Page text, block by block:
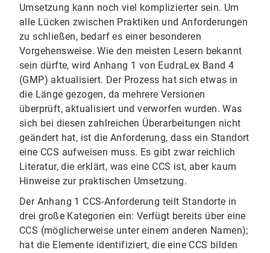
Umsetzung kann noch viel komplizierter sein. Um
alle Lücken zwischen Praktiken und Anforderungen
zu schließen, bedarf es einer besonderen
Vorgehensweise. Wie den meisten Lesern bekannt
sein dürfte, wird Anhang 1 von EudraLex Band 4
(GMP) aktualisiert. Der Prozess hat sich etwas in
die Länge gezogen, da mehrere Versionen
überprüft, aktualisiert und verworfen wurden. Was
sich bei diesen zahlreichen Überarbeitungen nicht
geändert hat, ist die Anforderung, dass ein Standort
eine CCS aufweisen muss. Es gibt zwar reichlich
Literatur, die erklärt, was eine CCS ist, aber kaum
Hinweise zur praktischen Umsetzung.
Der Anhang 1 CCS-Anforderung teilt Standorte in
drei große Kategorien ein: Verfügt bereits über eine
CCS (möglicherweise unter einem anderen Namen);
hat die Elemente identifiziert, die eine CCS bilden